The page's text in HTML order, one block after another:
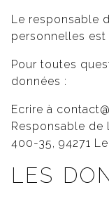
Le responsable
personnelles est
Pour toutes
données :
Ecrire à
Responsable de
400-35, 94271
LES